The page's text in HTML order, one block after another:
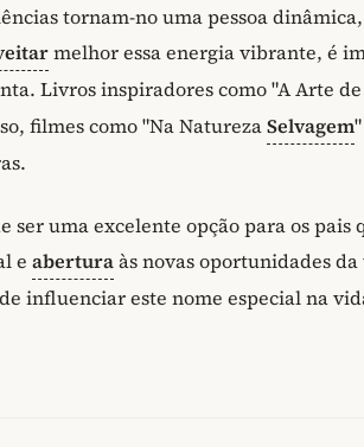
tornam-no uma pessoa
melhor essa energia vibrante, é
Livros inspiradores como "A Arte
filmes como "Na NaturezaSelvagem
ser uma excelente opção para os
e aberturaàs novas oportunidades
influenciar este nome especial na